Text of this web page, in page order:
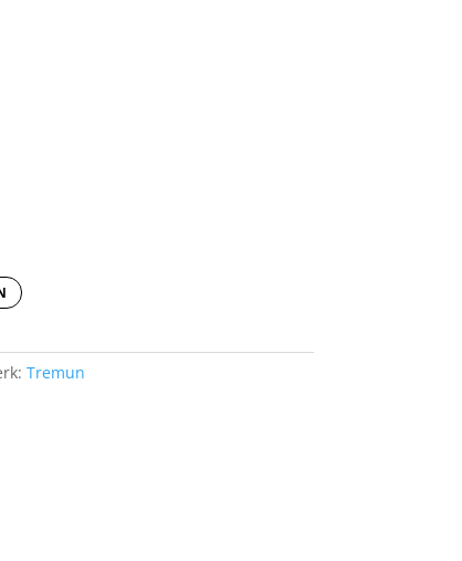
Tremun